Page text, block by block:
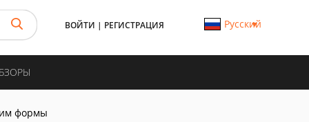
ВОЙТИ | РЕГИСТРАЦИЯ Русский
формы